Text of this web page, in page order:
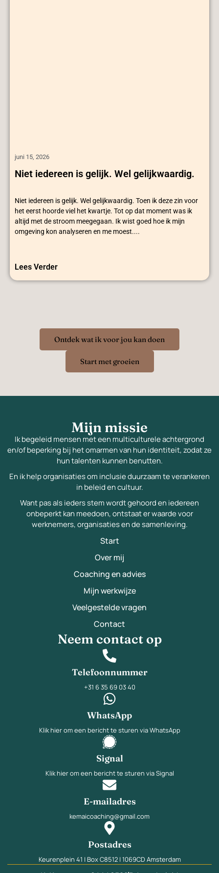
juni 15, 2026
Niet iedereen is gelijk. Wel gelijkwaardig.
Niet iedereen is gelijk. Wel gelijkwaardig. Toen ik deze zin voor
het eerst hoorde viel het kwartje. Tot op dat moment was ik
altijd met de stroom meegegaan. Ik wist goed hoe ik mijn
omgeving kon analyseren en me moest....
Lees Verder
Ontdek wat ik voor jou kan doen
Start met groeien
Mijn missie
Ik begeleid mensen met een multiculturele achtergrond
en/of beperking bij het omarmen van hun identiteit, zodat ze
hun talenten kunnen benutten.
En ik help organisaties om inclusie duurzaam te verankeren
in beleid en cultuur.
Want pas als ieders stem wordt gehoord en iedereen
onbeperkt kan meedoen, ontstaat er waarde voor
werknemers, organisaties en de samenleving.
Start
Over mij
Coaching en advies
Mijn werkwijze
Veelgestelde vragen
Contact
Neem contact op
Telefoonnummer
+31 6 35 69 03 40
WhatsApp
Klik hier om een bericht te sturen via WhatsApp
Signal
Klik hier om een bericht te sturen via Signal
E-mailadres
kemaicoaching@gmail.com
Postadres
Keurenplein 41 | Box C8512 | 1069CD Amsterdam